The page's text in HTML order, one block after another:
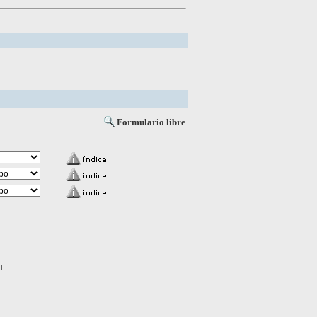
Formulario libre